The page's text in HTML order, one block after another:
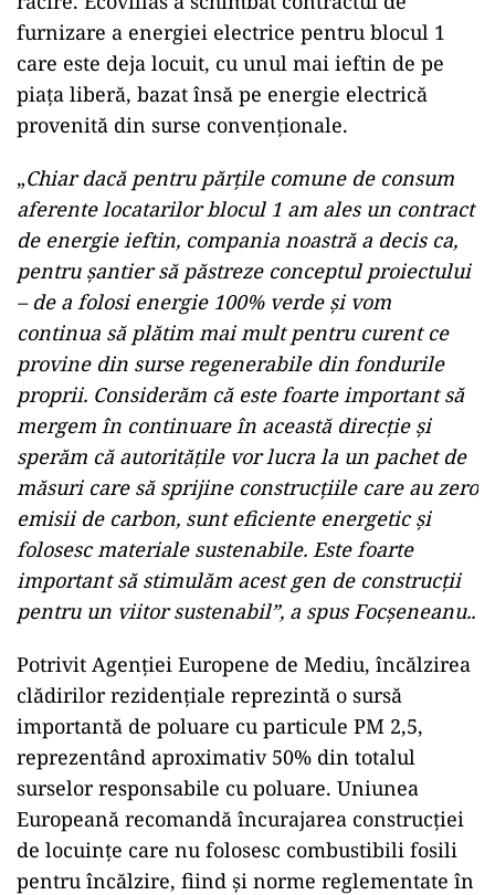
furnizare a energiei electrice pentru blocul 1
care este deja locuit, cu unul mai ieftin de pe
piața liberă, bazat însă pe energie electrică
provenită din surse convenționale.
„Chiar dacă pentru părțile comune de consum
aferente locatarilor blocul 1 am ales un contract
de energie ieftin, compania noastră a decis ca,
pentru șantier să păstreze conceptul proiectului
– de a folosi energie 100% verde și vom
continua să plătim mai mult pentru curent ce
provine din surse regenerabile din fondurile
proprii. Considerăm că este foarte important să
mergem în continuare în această direcție și
sperăm că autoritățile vor lucra la un pachet de
măsuri care să sprijine construcțiile care au zero
emisii de carbon, sunt eficiente energetic și
folosesc materiale sustenabile. Este foarte
important să stimulăm acest gen de construcții
pentru un viitor sustenabil”, a spus Focșeneanu..
Potrivit Agenției Europene de Mediu, încălzirea
clădirilor rezidențiale reprezintă o sursă
importantă de poluare cu particule PM 2,5,
reprezentând aproximativ 50% din totalul
surselor responsabile cu poluare. Uniunea
Europeană recomandă încurajarea construcției
de locuințe care nu folosesc combustibili fosili
pentru încălzire, fiind și norme reglementate în